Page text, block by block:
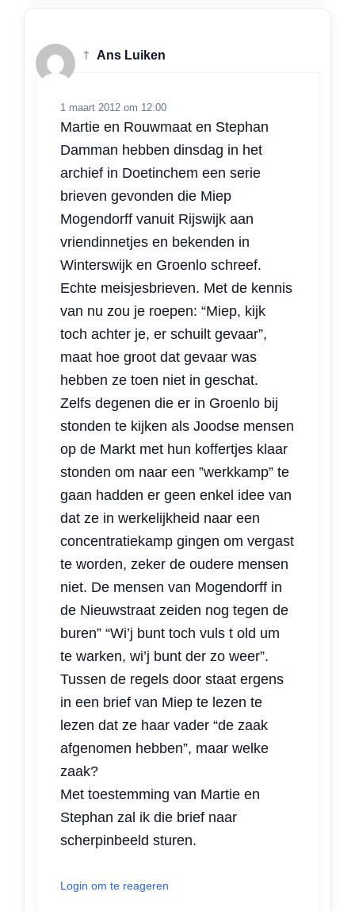
† Ans Luiken
1 maart 2012 om 12:00
Martie en Rouwmaat en Stephan
Damman hebben dinsdag in het
archief in Doetinchem een serie
brieven gevonden die Miep
Mogendorff vanuit Rijswijk aan
vriendinnetjes en bekenden in
Winterswijk en Groenlo schreef.
Echte meisjesbrieven. Met de kennis
van nu zou je roepen: “Miep, kijk
toch achter je, er schuilt gevaar”,
maat hoe groot dat gevaar was
hebben ze toen niet in geschat.
Zelfs degenen die er in Groenlo bij
stonden te kijken als Joodse mensen
op de Markt met hun koffertjes klaar
stonden om naar een ”werkkamp” te
gaan hadden er geen enkel idee van
dat ze in werkelijkheid naar een
concentratiekamp gingen om vergast
te worden, zeker de oudere mensen
niet. De mensen van Mogendorff in
de Nieuwstraat zeiden nog tegen de
buren” “Wi’j bunt toch vuls t old um
te warken, wi’j bunt der zo weer”.
Tussen de regels door staat ergens
in een brief van Miep te lezen te
lezen dat ze haar vader “de zaak
afgenomen hebben”, maar welke
zaak?
Met toestemming van Martie en
Stephan zal ik die brief naar
scherpinbeeld sturen.
Login om te reageren